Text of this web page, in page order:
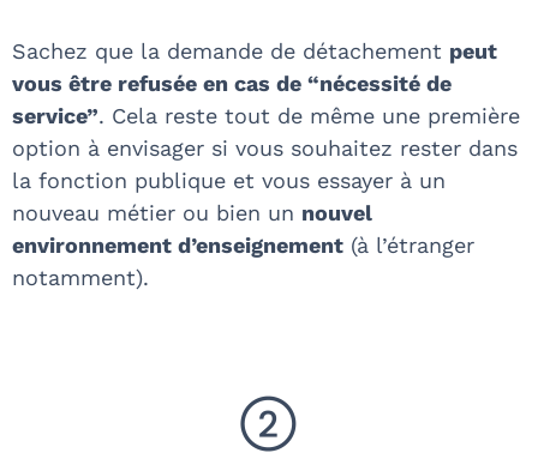
Sachez que la demande de détachement peut
vous être refusée en cas de “nécessité de
service”. Cela reste tout de même une première
option à envisager si vous souhaitez rester dans
la fonction publique et vous essayer à un
nouveau métier ou bien un nouvel
environnement d’enseignement (à l’étranger
notamment).